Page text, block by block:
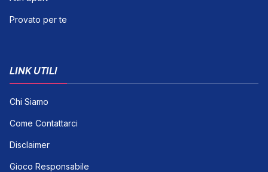
Provato per te
LINK UTILI
Chi Siamo
Come Contattarci
Disclaimer
Gioco Responsabile